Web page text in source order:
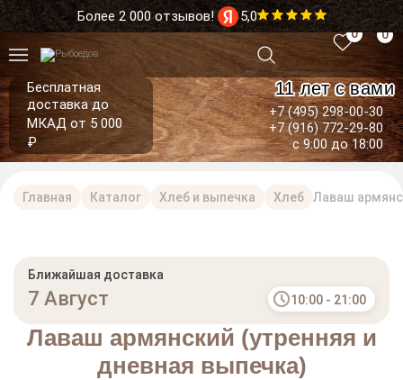
Более 2 000 отзывов! 5,0
Бесплатная
доставка до
МКАД от 5 000
₽
11 лет с вами
+7 (495) 298-00-30
+7 (916) 772-29-80
с 9:00 до 18:00
0 0
Главная Каталог Хлеб и выпечка Хлеб Лаваш
Лаваш армянский (утренняя и
дневная выпечка)
Ближайшая доставка
7 Август 10:00 - 21:00